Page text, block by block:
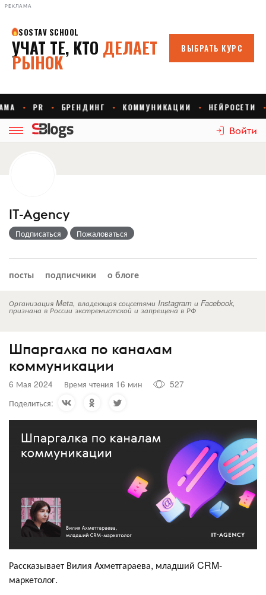
РЕКЛАМА
Войти
IT-Agency
Подписаться Пожаловаться
посты подписчики о блоге
Организация Meta, владеющая соцсетями Instagram и Facebook,
признана в России экстремистской и запрещена в РФ
Шпаргалка по каналам
коммуникации
6 Мая 2024 Время чтения 16 мин
527
Поделиться:
Рассказывает Вилия Ахметгараева, младший CRM-
маркетолог.